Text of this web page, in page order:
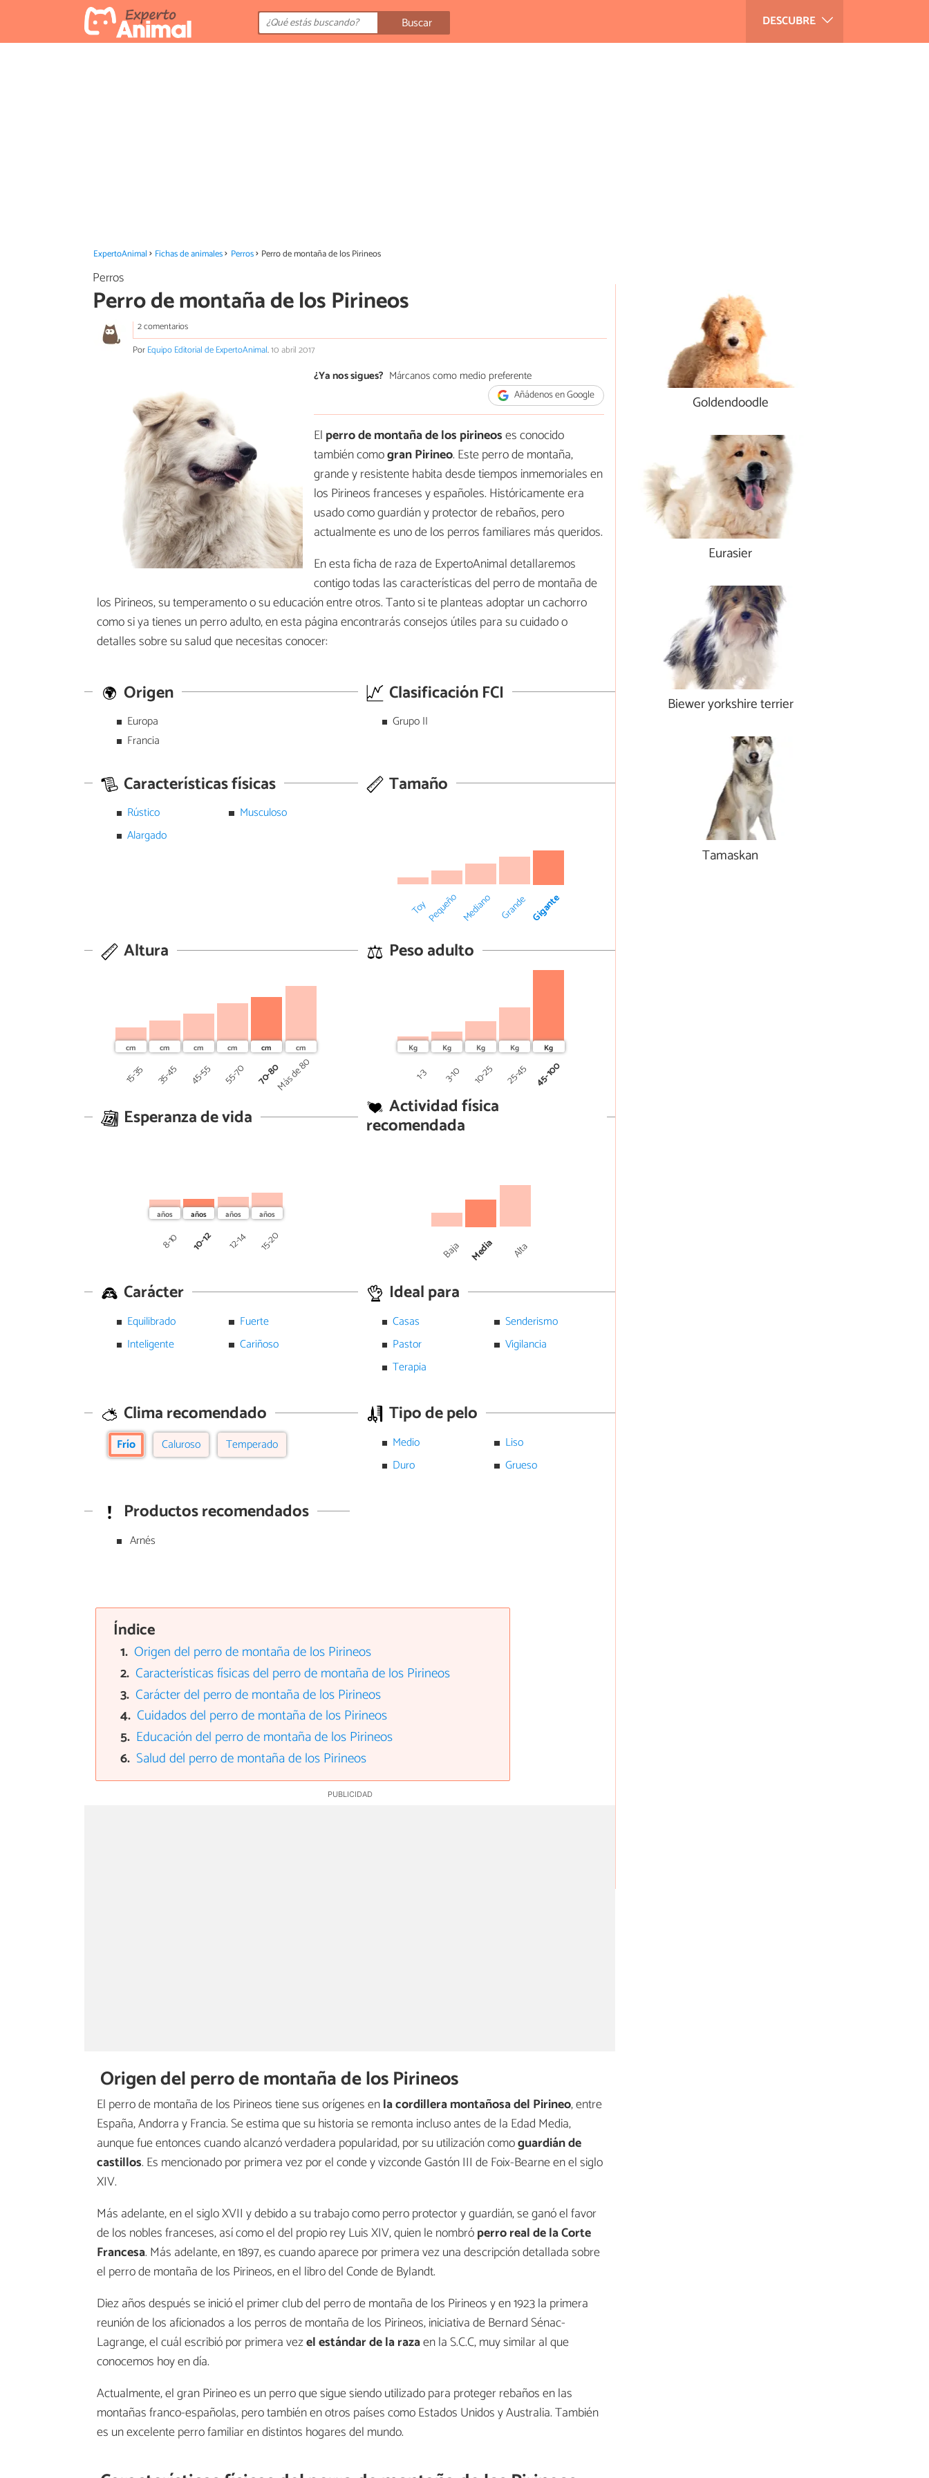
DESCUBRE
Buscar
ExpertoAnimal Fichas de animales Perros Perro de montaña de los Pirineos
Perros
Perro de montaña de los Pirineos
2 comentarios
PorEquipo Editorial de ExpertoAnimal.10 abril 2017
¿Ya nos sigues? Márcanos como medio preferente
Añádenos en Google
El perro de montaña de los pirineoses conocido
también comogran Pirineo. Este perro de montaña,
grande y resistente habita desde tiempos inmemoriales en
los Pirineos franceses y españoles. Históricamente era
usado como guardián y protector de rebaños, pero
actualmente es uno de los perros familiares más queridos.
En esta ficha de raza de ExpertoAnimal detallaremos
contigo todas las características del perro de montaña de
los Pirineos, su temperamento o su educación entre otros. Tanto si te planteas adoptar un cachorro
como si ya tienes un perro adulto, en esta página encontrarás consejos útiles para su cuidado o
detalles sobre su salud que necesitas conocer:
Origen
Europa
Francia
Clasificación FCI
Grupo II
Características físicas
Rústico
Musculoso
Alargado
Tamaño
ToyPequeñoMediano Grande Gigante
Altura
15-35 35-45 45-55 55-70 70-80Más de 80
Peso adulto
1-3 3-10 10-25 25-45 45-100
Esperanza de vida
8-10 10-12 12-14 15-20
Actividad física
recomendada
Baja Media Alta
Carácter
Equilibrado
Fuerte
Inteligente
Cariñoso
Ideal para
Casas
Senderismo
Pastor
Vigilancia
Terapia
Clima recomendado
Frío Caluroso Temperado
Tipo de pelo
Medio
Liso
Duro
Grueso
Productos recomendados
Arnés
Índice
Origen del perro de montaña de los Pirineos
Características físicas del perro de montaña de los Pirineos
Carácter del perro de montaña de los Pirineos
Cuidados del perro de montaña de los Pirineos
Educación del perro de montaña de los Pirineos
Salud del perro de montaña de los Pirineos
Origen del perro de montaña de los Pirineos
El perro de montaña de los Pirineos tiene sus orígenes enla cordillera montañosa del Pirineo, entre
España, Andorra y Francia. Se estima que su historia se remonta incluso antes de la Edad Media,
aunque fue entonces cuando alcanzó verdadera popularidad, por su utilización comoguardián de
castillos. Es mencionado por primera vez por el conde y vizconde Gastón III de Foix-Bearne en el siglo
XIV.
Más adelante, en el siglo XVII y debido a su trabajo como perro protector y guardián, se ganó el favor
de los nobles franceses, así como el del propio rey Luis XIV, quien le nombróperro real de la Corte
Francesa. Más adelante, en 1897, es cuando aparece por primera vez una descripción detallada sobre
el perro de montaña de los Pirineos, en el libro del Conde de Bylandt.
Diez años después se inició el primer club del perro de montaña de los Pirineos y en 1923 la primera
reunión de los aficionados a los perros de montaña de los Pirineos, iniciativa de Bernard Sénac-
Lagrange, el cuál escribió por primera vezel estándar de la razaen la S.C.C, muy similar al que
conocemos hoy en día.
Actualmente, el gran Pirineo es un perro que sigue siendo utilizado para proteger rebaños en las
montañas franco-españolas, pero también en otros países como Estados Unidos y Australia. También
es un excelente perro familiar en distintos hogares del mundo.
Goldendoodle
Eurasier
Biewer yorkshire terrier
Tamaskan